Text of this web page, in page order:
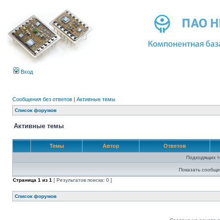
Вход
Сообщения без ответов | Активные темы
Список форумов
Активные темы
Темы Автор Ответов
Подходящих
Показать
Страница 1 из 1 [ Результатов поиска: 0 ]
Список форумов